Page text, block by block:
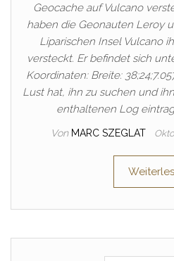
Geocache auf Vulcano
haben die Geonauten Leroy
Liparischen Insel Vulcano
versteckt. Er befindet sich
Koordinaten: Breite:
Lust hat, ihn zu suchen und
enthaltenen Log
Von MARC SZEGLAT